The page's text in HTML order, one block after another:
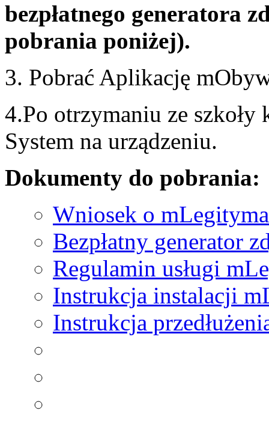
bezpłatnego generatora
pobrania poniżej).
3. Pobrać Aplikację
4.Po otrzymaniu ze
System na urządzeniu.
Dokumenty do pobrania:
Wniosek o
Bezpłatny generator
Regulamin usługi
Instrukcja instalacji
Instrukcja